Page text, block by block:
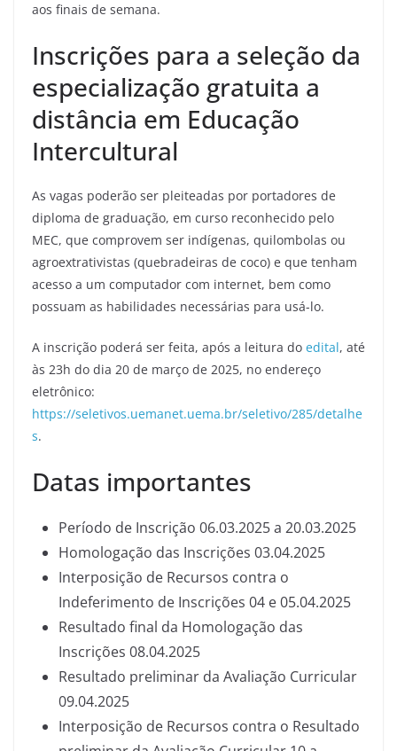
aos finais de semana.
Inscrições para a seleção da
especialização gratuita a
distância em Educação
Intercultural
As vagas poderão ser pleiteadas por portadores de
diploma de graduação, em curso reconhecido pelo
MEC, que comprovem ser indígenas, quilombolas ou
agroextrativistas (quebradeiras de coco) e que tenham
acesso a um computador com internet, bem como
possuam as habilidades necessárias para usá-lo.
A inscrição poderá ser feita, após a leitura do edital, até
às 23h do dia 20 de março de 2025, no endereço
eletrônico:
https://seletivos.uemanet.uema.br/seletivo/285/detalhe
s.
Datas importantes
Período de Inscrição 06.03.2025 a 20.03.2025
Homologação das Inscrições 03.04.2025
Interposição de Recursos contra o
Indeferimento de Inscrições 04 e 05.04.2025
Resultado final da Homologação das
Inscrições 08.04.2025
Resultado preliminar da Avaliação Curricular
09.04.2025
Interposição de Recursos contra o Resultado